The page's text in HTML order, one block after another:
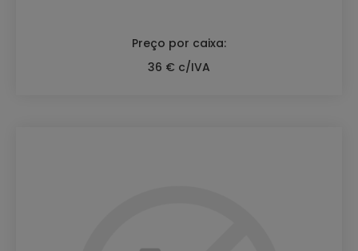
Preço por caixa:
36 € c/IVA